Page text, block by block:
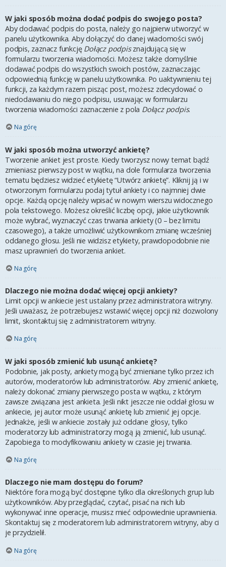
W jaki sposób można dodać podpis do swojego posta?
Aby dodawać podpis do posta, należy go najpierw utworzyć w
panelu użytkownika. Aby dołączyć do danej wiadomości swój
podpis, zaznacz funkcję Dołącz podpisznajdującą się w
formularzu tworzenia wiadomości. Możesz także domyślnie
dodawać podpis do wszystkich swoich postów, zaznaczając
odpowiednią funkcję w panelu użytkownika. Po uaktywnieniu tej
funkcji, za każdym razem pisząc post, możesz zdecydować o
niedodawaniu do niego podpisu, usuwając w formularzu
tworzenia wiadomości zaznaczenie z pola Dołącz podpis.
Na górę
W jaki sposób można utworzyć ankietę?
Tworzenie ankiet jest proste. Kiedy tworzysz nowy temat bądź
zmieniasz pierwszy post w wątku, na dole formularza tworzenia
tematu będziesz widzieć etykietę “Utwórz ankietę”. Kliknij ją i w
otworzonym formularzu podaj tytuł ankiety i co najmniej dwie
opcje. Każdą opcję należy wpisać w nowym wierszu widocznego
pola tekstowego. Możesz określić liczbę opcji, jakie użytkownik
może wybrać, wyznaczyć czas trwania ankiety (0 – bez limitu
czasowego), a także umożliwić użytkownikom zmianę wcześniej
oddanego głosu. Jeśli nie widzisz etykiety, prawdopodobnie nie
masz uprawnień do tworzenia ankiet.
Na górę
Dlaczego nie można dodać więcej opcji ankiety?
Limit opcji w ankiecie jest ustalany przez administratora witryny.
Jeśli uważasz, że potrzebujesz wstawić więcej opcji niż dozwolony
limit, skontaktuj się z administratorem witryny.
Na górę
W jaki sposób zmienić lub usunąć ankietę?
Podobnie, jak posty, ankiety mogą być zmieniane tylko przez ich
autorów, moderatorów lub administratorów. Aby zmienić ankietę,
należy dokonać zmiany pierwszego posta w wątku, z którym
zawsze związana jest ankieta. Jeśli nikt jeszcze nie oddał głosu w
ankiecie, jej autor może usunąć ankietę lub zmienić jej opcje.
Jednakże, jeśli w ankiecie zostały już oddane głosy, tylko
moderatorzy lub administratorzy mogą ją zmienić, lub usunąć.
Zapobiega to modyfikowaniu ankiety w czasie jej trwania.
Na górę
Dlaczego nie mam dostępu do forum?
Niektóre fora mogą być dostępne tylko dla określonych grup lub
użytkowników. Aby przeglądać, czytać, pisać na nich lub
wykonywać inne operacje, musisz mieć odpowiednie uprawnienia.
Skontaktuj się z moderatorem lub administratorem witryny, aby ci
je przydzielił.
Na górę